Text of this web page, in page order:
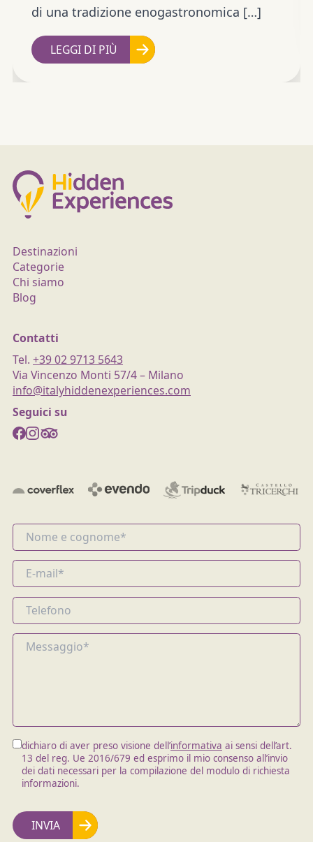
di una tradizione enogastronomica […]
LEGGI DI PIÙ
Destinazioni
Categorie
Chi siamo
Blog
Contatti
Tel. +39 02 9713 5643
Via Vincenzo Monti 57/4 – Milano
info@italyhiddenexperiences.com
Seguici su
dichiaro di aver preso visione dell’informativa ai sensi dell’art.
13 del reg. Ue 2016/679 ed esprimo il mio consenso all’invio
dei dati necessari per la compilazione del modulo di richiesta
informazioni.